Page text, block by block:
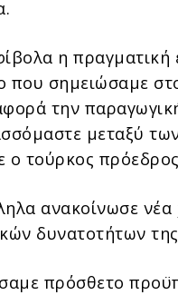
η πραγματική
που σημειώσαμε
την
μεταξύ
ο τούρκος
ανακοίνωσε
δυνατοτήτων
πρόσθετο